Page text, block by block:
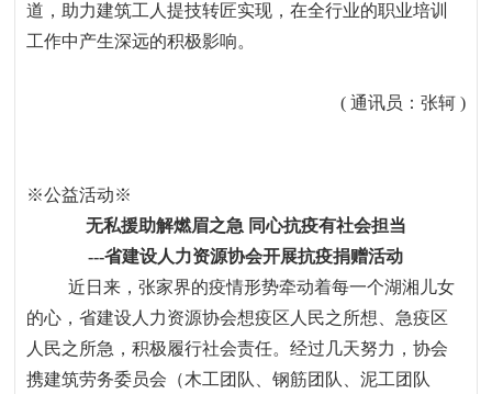
道，助力建筑工人提技转匠实现，在全行业的职业培训
工作中产生深远的积极影响。
( 通讯员：张轲)
※公益活动※
无私援助解燃眉之急 同心抗疫有社会担当
---省建设人力资源协会开展抗疫捐赠活动
近日来，张家界的疫情形势牵动着每一个湖湘儿女
的心，省建设人力资源协会想疫区人民之所想、急疫区
人民之所急，积极履行社会责任。经过几天努力，协会
携建筑劳务委员会（木工团队、钢筋团队、泥工团队